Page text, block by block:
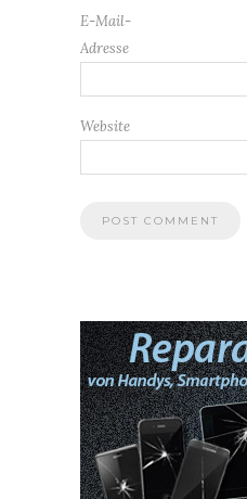
E-Mail-
Adresse
Website